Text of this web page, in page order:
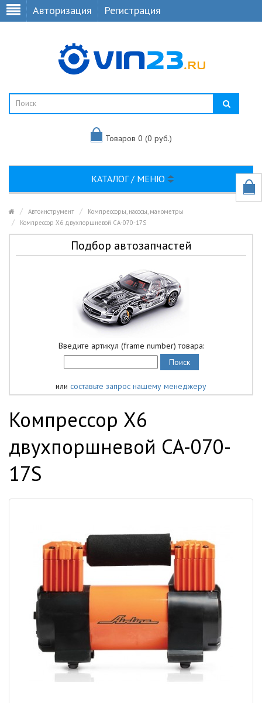
Авторизация Регистрация
Товаров 0 (0 руб.)
КАТАЛОГ / МЕНЮ
Автоинструмент
Компрессоры, насосы, манометры
Компрессор X6 двухпоршневой CA-070-17S
Подбор автозапчастей
Введите артикул (frame number) товара:
или составьте запрос нашему менеджеру
Компрессор X6
двухпоршневой CA-070-
17S